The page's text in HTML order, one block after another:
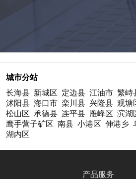
城市分站
长海县 新城区 定边县 江油市 繁峙
沭阳县 海口市 栾川县 兴隆县 观塘
松山区 承德县 连平县 雁峰区 滨湖
鹰手营子矿区 南县 小港区 伸港乡
湖内区
产品服务